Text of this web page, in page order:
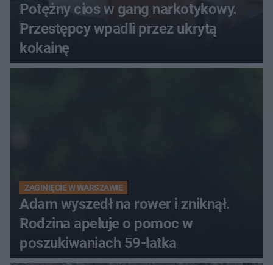
Potężny cios w gang narkotykowy.
Przestępcy wpadli przez ukrytą
kokainę
ZAGINIĘCIE W WARSZAWIE
Adam wyszedł na rower i zniknął.
Rodzina apeluje o pomoc w
poszukiwaniach 59-latka